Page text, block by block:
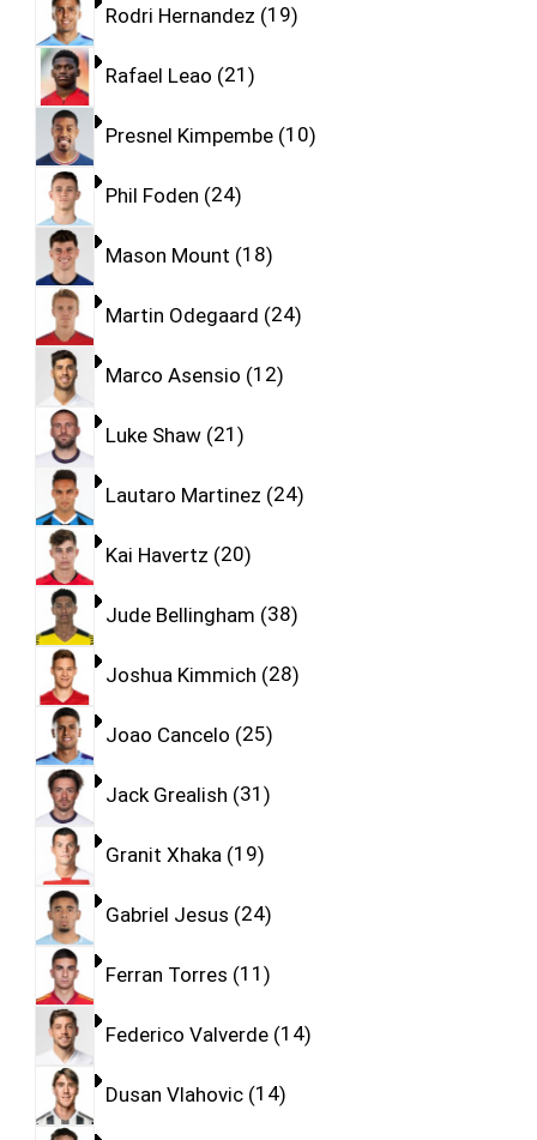
Rodri Hernandez 19
Rafael Leao 21
Presnel Kimpembe 10
Phil Foden 24
Mason Mount 18
Martin Odegaard 24
Marco Asensio 12
Luke Shaw 21
Lautaro Martinez 24
Kai Havertz 20
Jude Bellingham 38
Joshua Kimmich 28
Joao Cancelo 25
Jack Grealish 31
Granit Xhaka 19
Gabriel Jesus 24
Ferran Torres 11
Federico Valverde 14
Dusan Vlahovic 14